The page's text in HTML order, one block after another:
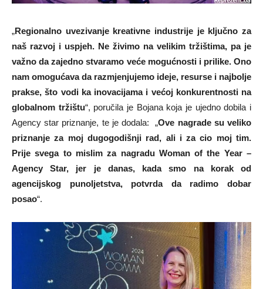
„Regionalno uvezivanje kreativne industrije je ključno za
naš razvoj i uspjeh. Ne živimo na velikim tržištima, pa je
važno da zajedno stvaramo veće mogućnosti i prilike. Ono
nam omogućava da razmjenjujemo ideje, resurse i najbolje
prakse, što vodi ka inovacijama i većoj konkurentnosti na
globalnom tržištu“, poručila je Bojana koja je ujedno dobila i
Agency star priznanje, te je dodala: „Ove nagrade su veliko
priznanje za moj dugogodišnji rad, ali i za cio moj tim.
Prije svega to mislim za nagradu Woman of the Year –
Agency Star, jer je danas, kada smo na korak od
agencijskog punoljetstva, potvrda da radimo dobar
posao“.